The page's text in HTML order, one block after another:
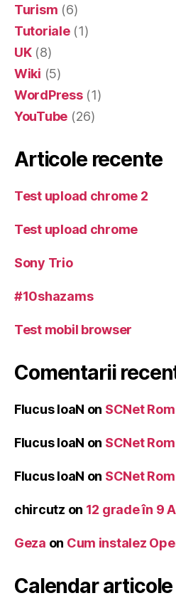
Turism (6)
Tutoriale(1)
UK(8)
Wiki (5)
WordPress(1)
YouTube (26)
Articole recente
Test upload chrome 2
Test upload chrome
Sony Trio
#10shazams
Test mobil browser
Comentarii
Flucus IoaN on SCNet
Flucus IoaN on SCNet
Flucus IoaN on SCNet
chircutz on 12 grade în 9
Geza on Cum instalez
Calendar articole